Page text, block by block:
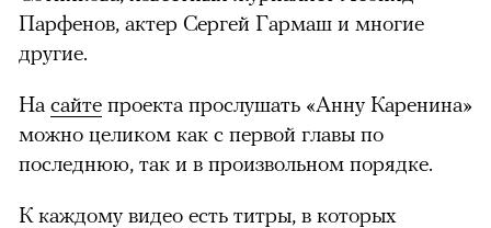
Парфенов, актер Сергей Гармаш и многие
другие.
На сайте проекта прослушать «Анну Каренина»
можно целиком как с первой главы по
последнюю, так и в произвольном порядке.
К каждому видео есть титры, в которых